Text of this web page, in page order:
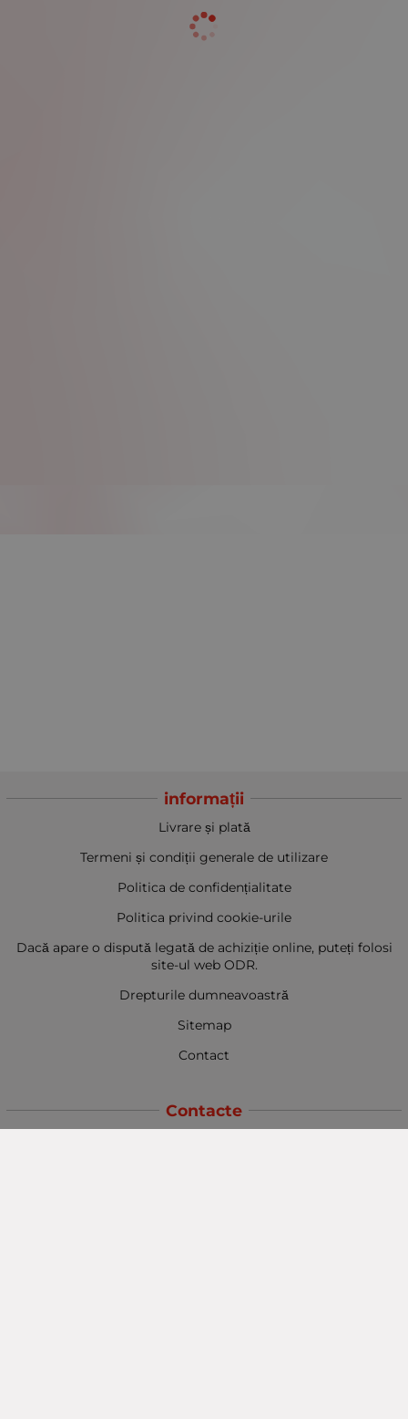
informații
Livrare și plată
Termeni și condiții generale de utilizare
Politica de confidențialitate
Politica privind cookie-urile
Dacă apare o dispută legată de achiziție online, puteți folosi
site-ul web ODR.
Drepturile dumneavoastră
Sitemap
Contact
Contacte